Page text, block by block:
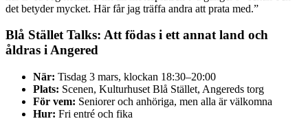
det betyder mycket. Här får jag träffa andra att prata med.”
Blå Stället Talks: Att födas i ett annat land och
åldras i Angered
När: Tisdag 3 mars, klockan 18:30–20:00
Plats: Scenen, Kulturhuset Blå Stället, Angereds torg
För vem: Seniorer och anhöriga, men alla är välkomna
Hur: Fri entré och fika